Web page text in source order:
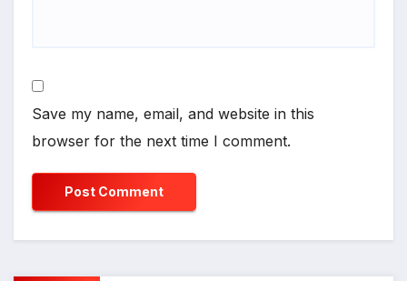
Save my name, email, and website in this
browser for the next time I comment.